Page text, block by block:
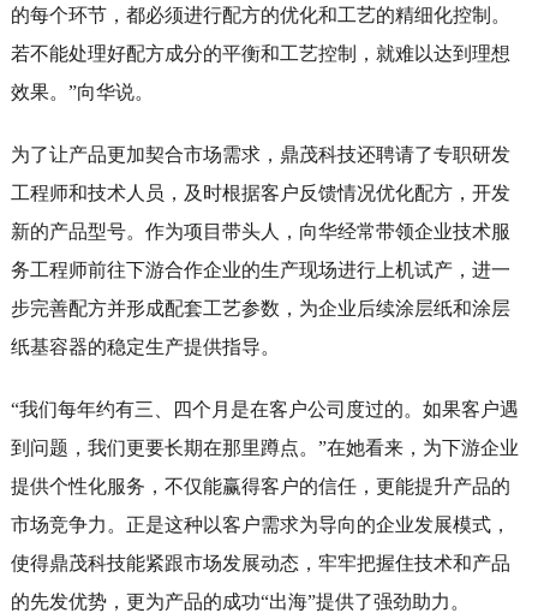
的每个环节，都必须进行配方的优化和工艺的精细化控制。
若不能处理好配方成分的平衡和工艺控制，就难以达到理想
效果。”向华说。
为了让产品更加契合市场需求，鼎茂科技还聘请了专职研发
工程师和技术人员，及时根据客户反馈情况优化配方，开发
新的产品型号。作为项目带头人，向华经常带领企业技术服
务工程师前往下游合作企业的生产现场进行上机试产，进一
步完善配方并形成配套工艺参数，为企业后续涂层纸和涂层
纸基容器的稳定生产提供指导。
“我们每年约有三、四个月是在客户公司度过的。如果客户遇
到问题，我们更要长期在那里蹲点。”在她看来，为下游企业
提供个性化服务，不仅能赢得客户的信任，更能提升产品的
市场竞争力。正是这种以客户需求为导向的企业发展模式，
使得鼎茂科技能紧跟市场发展动态，牢牢把握住技术和产品
的先发优势，更为产品的成功“出海”提供了强劲助力。